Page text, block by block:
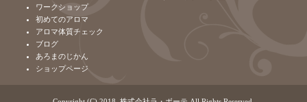
ワークショップ
初めてのアロマ
アロマ体質チェック
ブログ
あろまのじかん
ショップページ